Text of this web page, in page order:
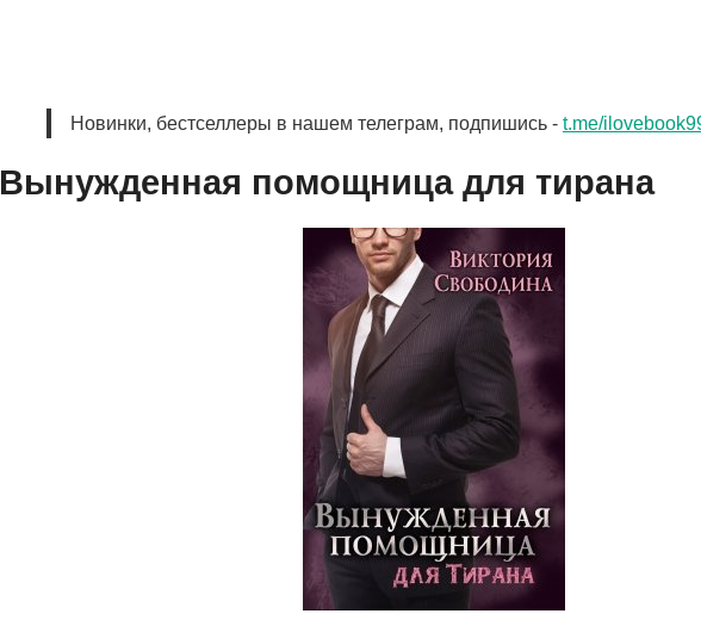
Новинки, бестселлеры в нашем телеграм, подпишись - t.me/
Вынужденная помощница для тирана